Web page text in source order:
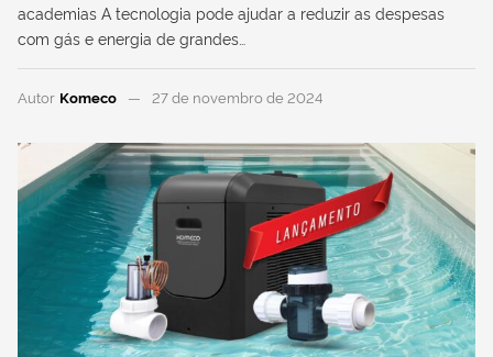
academias A tecnologia pode ajudar a reduzir as despesas
com gás e energia de grandes…
Autor Komeco 27 de novembro de 2024